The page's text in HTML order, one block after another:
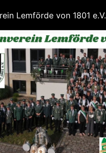
Lemförde von 1801 e.V.